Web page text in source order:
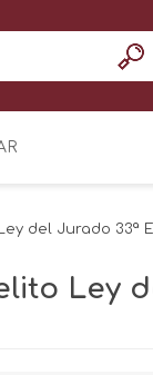
del Jurado 33ª
Ley